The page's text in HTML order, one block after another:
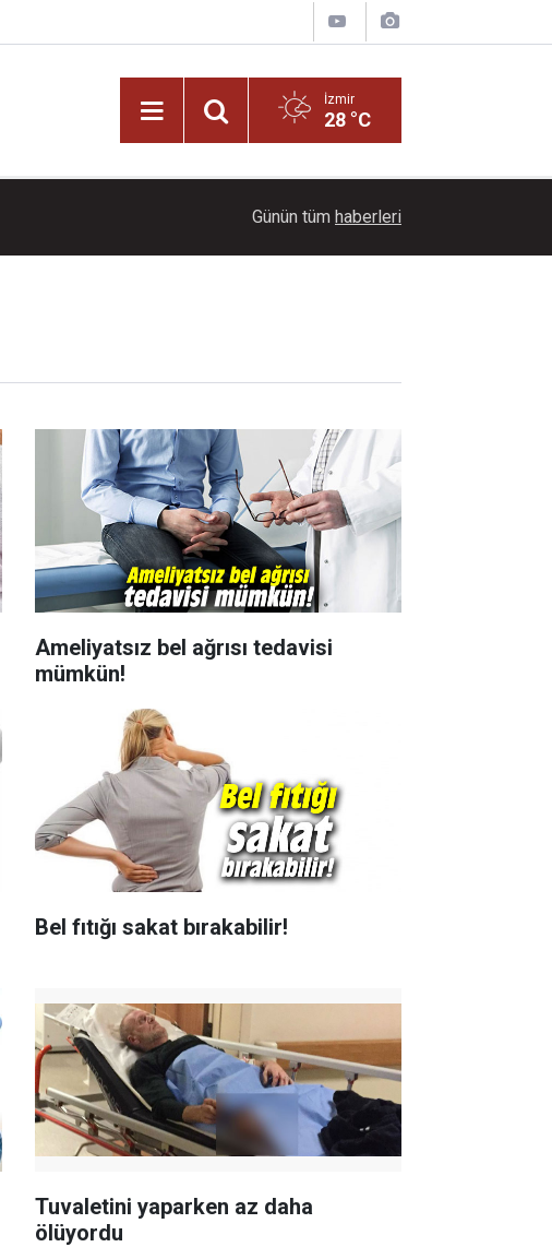
İzmir
28 °C
Engelsiz Yaşam Merkezi'nde emek başarıya
Günün tüm haberleri
Ameliyatsız bel ağrısı tedavisi
mümkün!
Bel fıtığı sakat bırakabilir!
Tuvaletini yaparken az daha
ölüyordu